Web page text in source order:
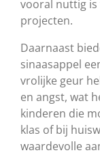
vooral nuttig
projecten.
Daarnaast
sinaasappel
vrolijke geur
en angst, wat
kinderen die
klas of bij
waardevolle